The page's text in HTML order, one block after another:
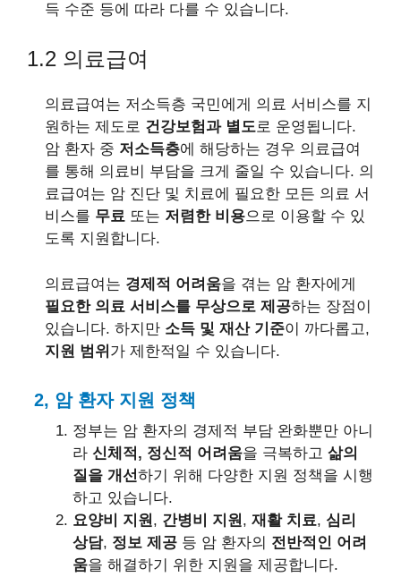
득 수준 등에 따라 다를 수 있습니다.
1.2 의료급여
의료급여는 저소득층 국민에게 의료 서비스를 지
원하는 제도로 건강보험과 별도로 운영됩니다.
암 환자 중 저소득층에 해당하는 경우 의료급여
를 통해 의료비 부담을 크게 줄일 수 있습니다. 의
료급여는 암 진단 및 치료에 필요한 모든 의료 서
비스를 무료 또는 저렴한 비용으로 이용할 수 있
도록 지원합니다.
의료급여는 경제적 어려움을 겪는 암 환자에게
필요한 의료 서비스를 무상으로 제공하는 장점이
있습니다. 하지만 소득 및 재산 기준이 까다롭고,
지원 범위 가 제한적일 수 있습니다.
2, 암 환자 지원 정책
정부는 암 환자의 경제적 부담 완화뿐만 아니
라 신체적, 정신적 어려움을 극복하고 삶의
질을 개선하기 위해 다양한 지원 정책을 시행
하고 있습니다.
요양비 지원 , 간병비 지원 , 재활 치료, 심리
상담, 정보 제공 등 암 환자의 전반적인 어려
움을 해결하기 위한 지원을 제공합니다.